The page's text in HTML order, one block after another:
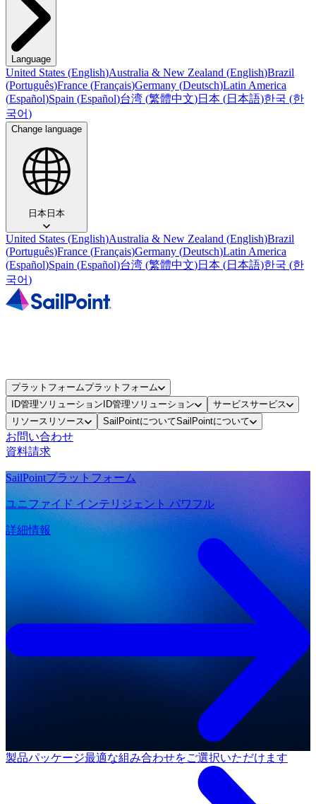
Language
United States (English)Australia & New Zealand (English)Brazil
(Português)France (Français)Germany (Deutsch)Latin America
(Español)Spain (Español)台湾 (繁體中文)日本 (日本語)한국 (한
국어)
Change language
日本日本
United States (English)Australia & New Zealand (English)Brazil
(Português)France (Français)Germany (Deutsch)Latin America
(Español)Spain (Español)台湾 (繁體中文)日本 (日本語)한국 (한
국어)
プラットフォームプラットフォーム
ID管理ソリューション ID管理ソリューション サービスサービス
リソース リソース SailPointについてSailPointについて
お問い合わせ
資料請求
SailPointプラットフォーム
ユニファイド インテリジェント パワフル
詳細情報
製品パッケージ最適な組み合わせをご選択いただけます